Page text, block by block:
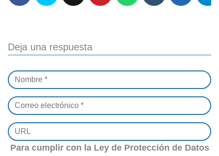
Deja una respuesta
Para cumplir con la Ley de Protección de Datos